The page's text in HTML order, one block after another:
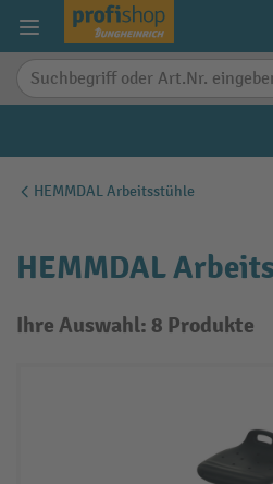
springen
HEMMDAL Arbeitsstühle
HEMMDAL
Ihre Auswahl: 8 Produkte